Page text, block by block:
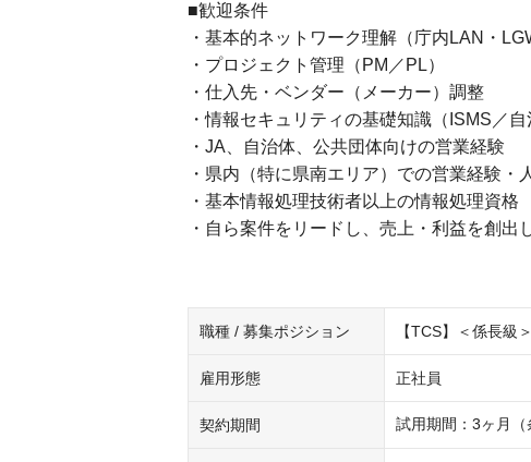
■歓迎条件
・基本的ネットワーク理解（庁内LAN・
・プロジェクト管理（PM／PL）
・仕入先・ベンダー（メーカー）調整
・情報セキュリティの基礎知識（ISMS／自
・JA、自治体、公共団体向けの営業経験
・県内（特に県南エリア）での営業経験・
・基本情報処理技術者以上の情報処理資格
・自ら案件をリードし、売上・利益を創出
職種 / 募集ポジション 【TCS】＜係長級
雇用形態 正社員
契約期間 試用期間：3ヶ月（